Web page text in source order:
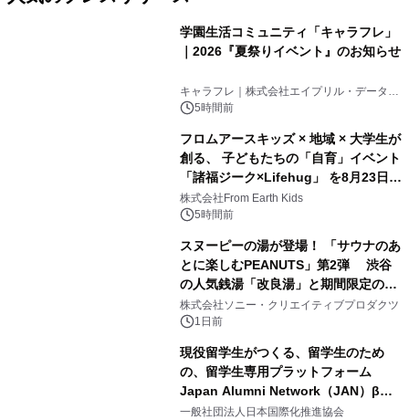
学園生活コミュニティ「キャラフレ」
｜2026『夏祭りイベント』のお知らせ
キャラフレ｜株式会社エイプリル・データ・
デザインズ
5時間前
フロムアースキッズ × 地域 × 大学生が
創る、 子どもたちの「自育」イベント
「諸福ジーク×Lifehug」 を8月23日
(日)開催
株式会社From Earth Kids
5時間前
スヌーピーの湯が登場！ 「サウナのあ
とに楽しむPEANUTS」第2弾 渋谷
の人気銭湯「改良湯」と期間限定のコ
ラボレーション サウナイキタイコラ
ボグッズも発売決定！
株式会社ソニー・クリエイティブプロダクツ
1日前
現役留学生がつくる、留学生のため
の、留学生専用プラットフォーム
Japan Alumni Network（JAN）β版
をリリース
一般社団法人日本国際化推進協会